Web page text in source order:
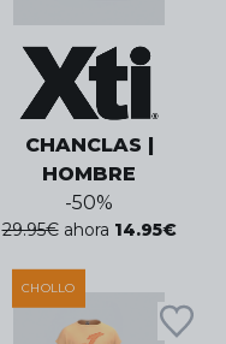
CHANCLAS |
HOMBRE
-50%
29.95€ ahora 14.95€
CHOLLO